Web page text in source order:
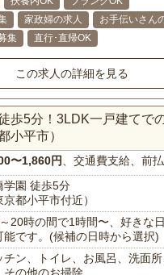
家政婦の求人
お手伝いさん
集
直行･直帰OK
この求人の詳細を見る
歩5分！3LDK一戸建てで
小平市）
〜1,860円 、交通費支給、前
学園 徒歩5分
京都小平市付近）
20時の間で1時間〜、好きな
能です。(候補の日時から選択)
チン、トイレ、お風呂、洗面